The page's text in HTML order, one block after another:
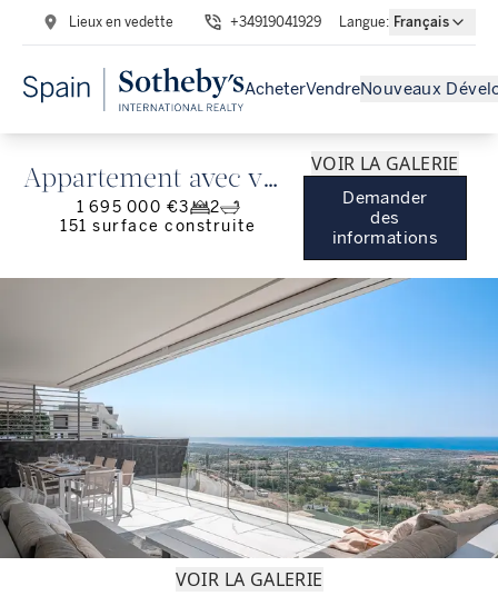
Lieux en vedette +34919041929 Langue: Français
AcheterVendreNouveaux
Appartement avec vue
sur la mer et le golf à
1 695 000 €3
2
151 surface construite
VOIR LA GALERIE
Demander
des
informations
VOIR LA GALERIE